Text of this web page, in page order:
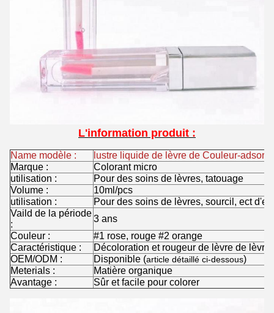
L'information produit :
Name modèle :
lustre liquide de lèvre de Couleur-
Marque :
Colorant micro
utilisation :
Pour des soins de lèvres, tatouage
Volume :
10ml/pcs
utilisation :
Pour des soins de lèvres, sourcil, ect
Vaild de la période
:
3 ans
Couleur :
#1 rose, rouge #2 orange
Caractéristique :
Décoloration et rougeur de lèvre de lèvre
OEM/ODM :
Disponible (article détaillé ci-dessous)
Meterials :
Matière organique
Avantage :
Sûr et facile pour colorer